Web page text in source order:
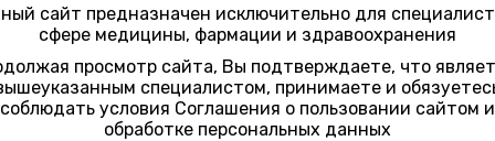
Ответы на вопросы
14:35 – 15:05
сайт предназначен исключительно для
сфере медицины, фармации и здравоохранения
просмотр сайта, Вы подтверждаете, что
специалистом, принимаете и
соблюдать условия Соглашения о пользовании сайтом и
обработке персональных данных